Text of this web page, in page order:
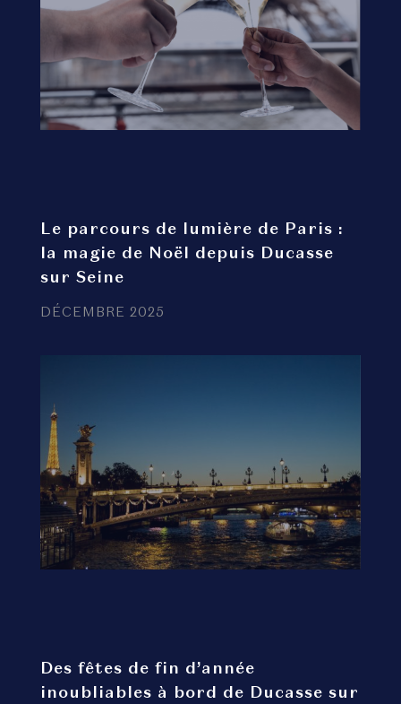
Le parcours de lumière de Paris :
la magie de Noël depuis Ducasse
sur Seine
DÉCEMBRE 2025
Des fêtes de fin d’année
inoubliables à bord de Ducasse sur